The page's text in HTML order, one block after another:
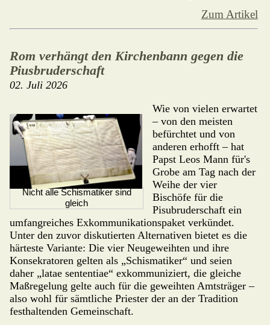
Zum Artikel
Rom verhängt den Kirchenbann gegen die
Piusbruderschaft
02. Juli 2026
Nicht alle Schismatiker sind
gleich
Wie von vielen erwartet
– von den mei­sten
befürchtet und von
anderen erhofft – hat
Papst Leos Mann für's
Grobe am Tag nach der
Weihe der vier
Bischöfe für die
Pisubruder­schaft ein
umfangreiches Ex­kommunikations­pa­ket verkündet.
Unter den zu­vor diskutierten Alternativen bietet es die
här­teste Variante: Die vier Neugeweihten und ihre
Konsekratoren gelten als „Schismatiker“ und seien
daher „latae sententiae“ exkommuni­ziert, die gleiche
Maßregelung gelte auch für die geweihten Amtsträger –
also wohl für sämtliche Priester der an der Tra­di­tion
festhaltenden Gemeinschaft.